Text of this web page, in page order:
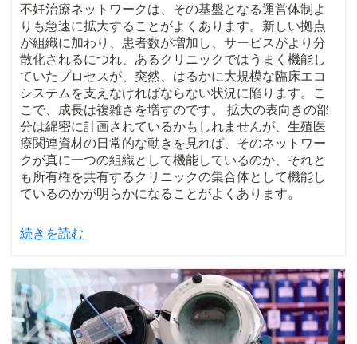
不妊治療ネットワークは、その基盤となる運営体制よ
りも急速に拡大することがよくあります。新しい拠点
が組織に加わり、患者数が増加し、サービスがより分
散化されるにつれ、あるクリニックではうまく機能し
ていたプロセスが、突然、はるかに大規模な臨床エコ
システムを支えなければならない状況に陥ります。こ
こで、成長は複雑さを増すのです。 拡大の表向きの部
分は綿密に計画されているかもしれませんが、生殖医
療関連資材の日常的な動きを見れば、そのネットワー
クが真に一つの組織として機能しているのか、それと
も所有権を共有するクリニックの集合体として機能し
ているのかが明らかになることがよくあります。
続きを読む